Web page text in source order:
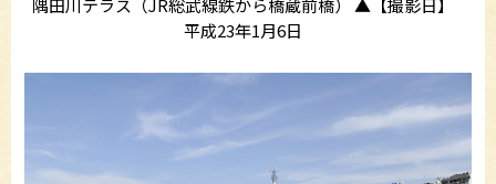
隅田川テラス（JR総武線鉄から橋蔵前橋） ▲【撮影日】
平成23年1月6日